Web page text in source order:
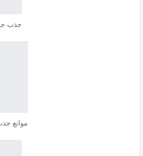
جذب
موانع